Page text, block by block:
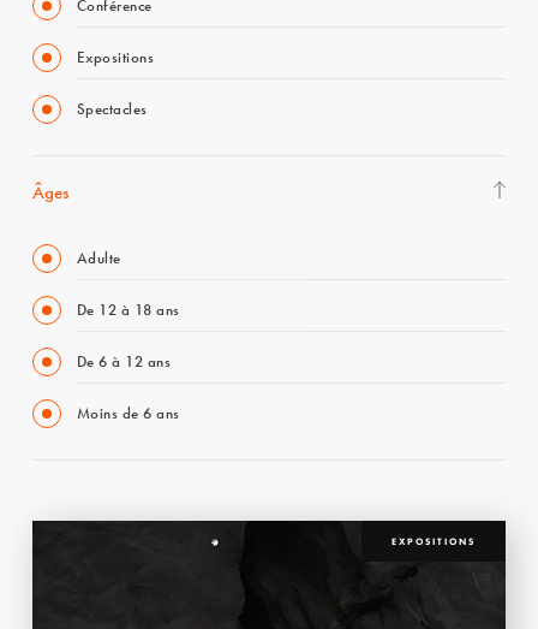
Conférence
Expositions
Spectacles
Âges
Adulte
De 12 à 18 ans
De 6 à 12 ans
Moins de 6 ans
EXPOSITIONS